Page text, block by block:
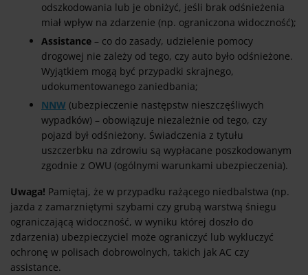
odszkodowania lub je obniżyć, jeśli brak odśnieżenia
miał wpływ na zdarzenie (np. ograniczona widoczność);
Assistance – co do zasady, udzielenie pomocy
drogowej nie zależy od tego, czy auto było odśnieżone.
Wyjątkiem mogą być przypadki skrajnego,
udokumentowanego zaniedbania;
NNW (ubezpieczenie następstw nieszczęśliwych
wypadków) – obowiązuje niezależnie od tego, czy
pojazd był odśnieżony. Świadczenia z tytułu
uszczerbku na zdrowiu są wypłacane poszkodowanym
zgodnie z OWU (ogólnymi warunkami ubezpieczenia).
Uwaga! Pamiętaj, że w przypadku rażącego niedbalstwa (np.
jazda z zamarzniętymi szybami czy grubą warstwą śniegu
ograniczającą widoczność, w wyniku której doszło do
zdarzenia) ubezpieczyciel może ograniczyć lub wykluczyć
ochronę w polisach dobrowolnych, takich jak AC czy
assistance.